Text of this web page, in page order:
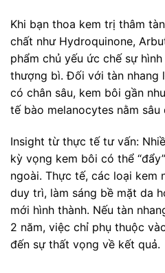
Khi bạn thoa kem trị thâm
chất như Hydroquinone,
phẩm chủ yếu ức chế sự
thượng bì. Đối với tàn nhang
có chân sâu, kem bôi gần
tế bào melanocytes nằm
Insight từ thực tế tư vấn:
kỳ vọng kem bôi có thể
ngoài. Thực tế, các loại kem
duy trì, làm sáng bề mặt da
mới hình thành. Nếu tàn
2 năm, việc chỉ phụ thuộc
đến sự thất vọng về kết quả.